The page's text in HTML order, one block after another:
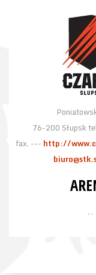
76-200 Słupsk
fax. --- http://
, ,